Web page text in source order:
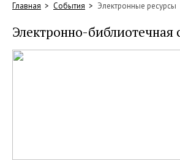
Главная События Электронные ресурсы
Электронно-библиотечная